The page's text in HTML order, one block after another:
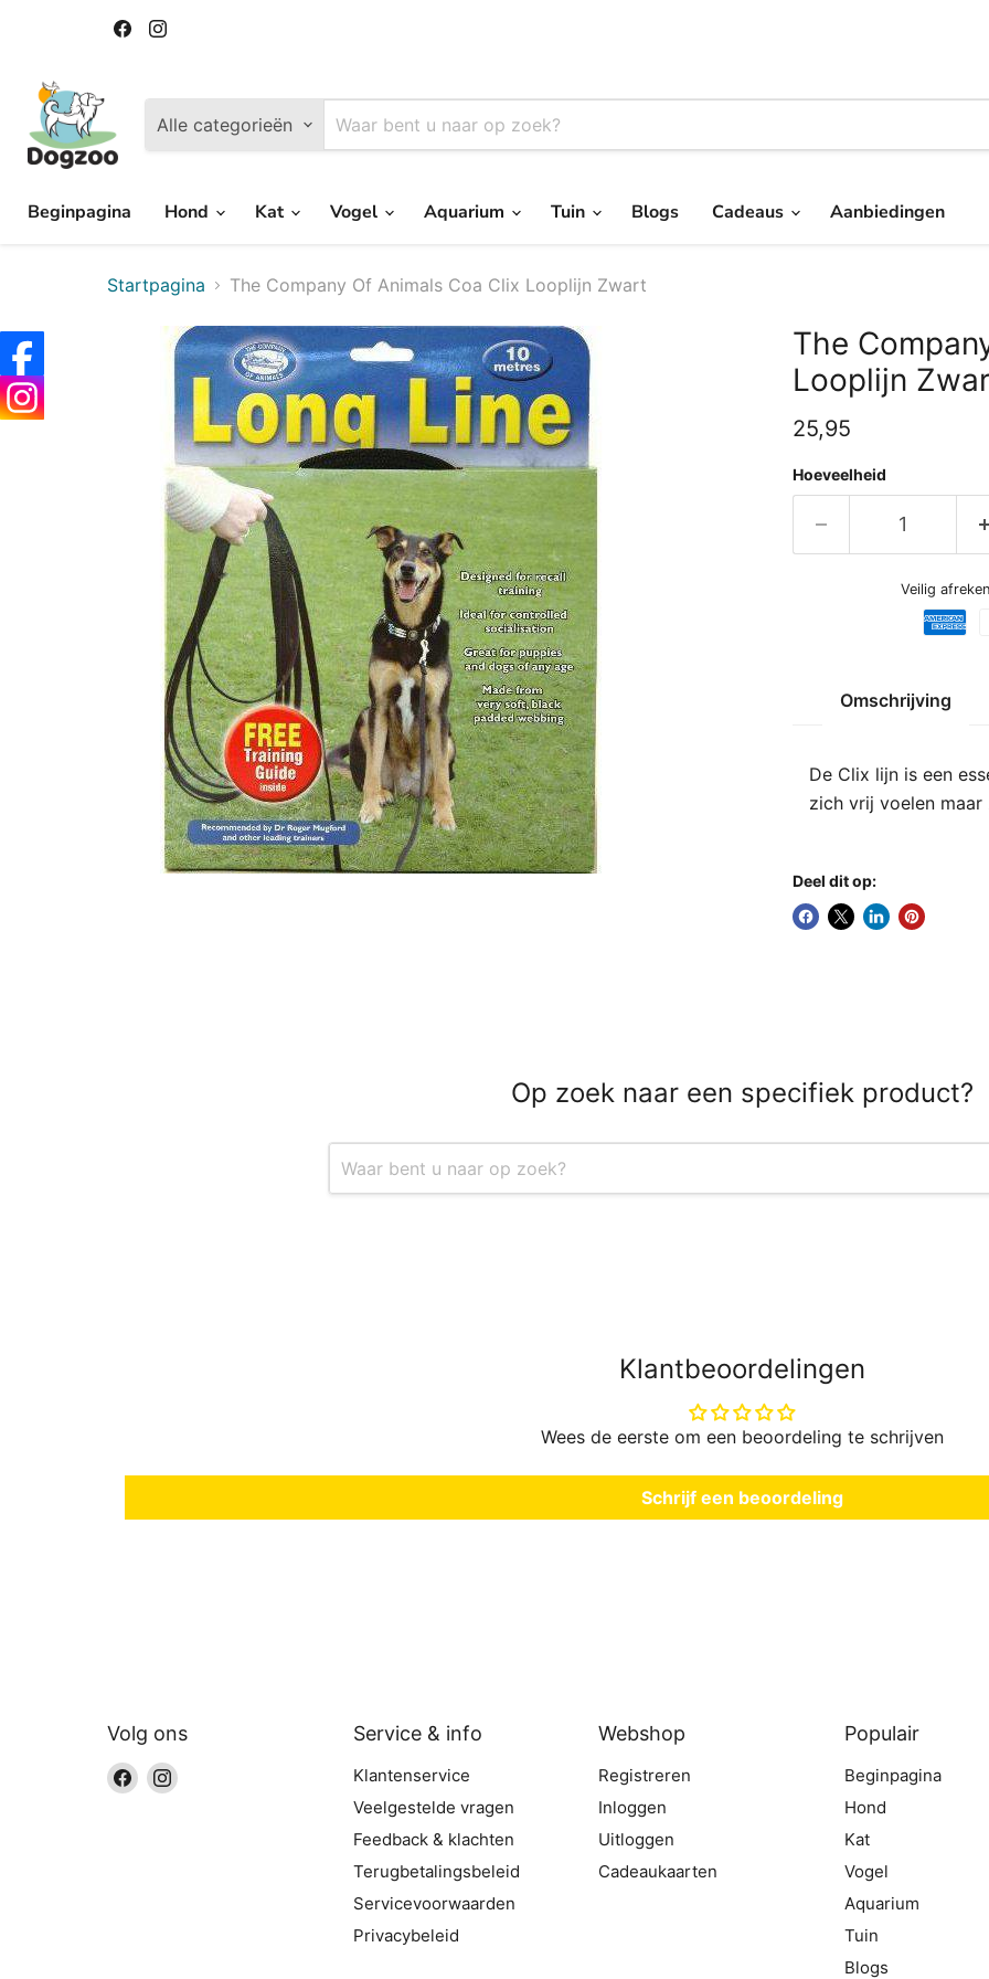
Vind
ons
Alle categorieën
Beginpagina Hond Kat Vogel Aquarium Tuin Blogs Cadeaus Aanbiedingen
Startpagina The Company Of Animals Coa Clix Looplijn Zwart
The
Looplijn
Huidige prijs
25,95
Hoeveelheid
Veilig
Omschrijving
De Clix lijn is een
zich vrij voelen
Deel dit op:
Op zoek naar een specifiek product?
Klantbeoordelingen
Wees de eerste om een beoordeling te schrijven
Schrijf een beoordeling
Volg ons
Vind
ons
Vind
Service & info
Klantenservice
Veelgestelde vragen
Feedback & klachten
Terugbetalingsbeleid
Servicevoorwaarden
Privacybeleid
Webshop
Registreren
Inloggen
Uitloggen
Cadeaukaarten
Populair
Beginpagina
Hond
Kat
Vogel
Aquarium
Tuin
Blogs